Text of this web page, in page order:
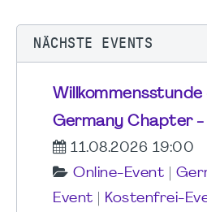
NÄCHSTE EVENTS
Willkommensstunde
Germany Chapter
11.08.2026 19:00
Online-Event
Event
Kostenfrei-